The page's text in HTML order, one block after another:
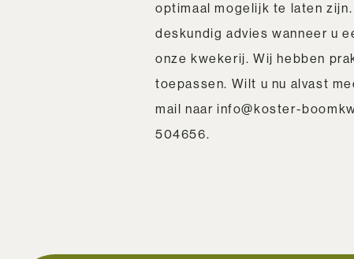
optimaal mogelijk te laten
deskundig advies wanneer u
onze kwekerij. Wij hebben
toepassen. Wilt u nu alvast
mail naar info@koster-
504656.